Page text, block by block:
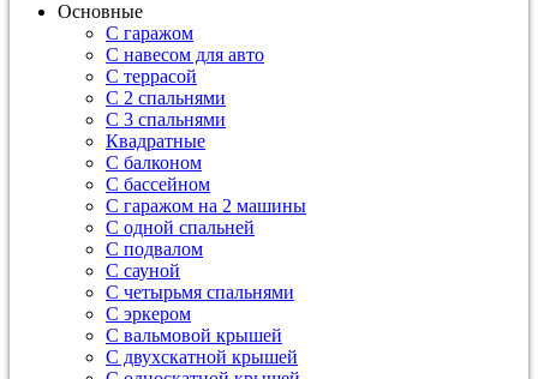
Основные
С гаражом
С навесом для авто
С террасой
С 2 спальнями
С 3 спальнями
Квадратные
С балконом
С бассейном
С гаражом на 2 машины
С одной спальней
С подвалом
С сауной
С четырьмя спальнями
С эркером
С вальмовой крышей
С двухскатной крышей